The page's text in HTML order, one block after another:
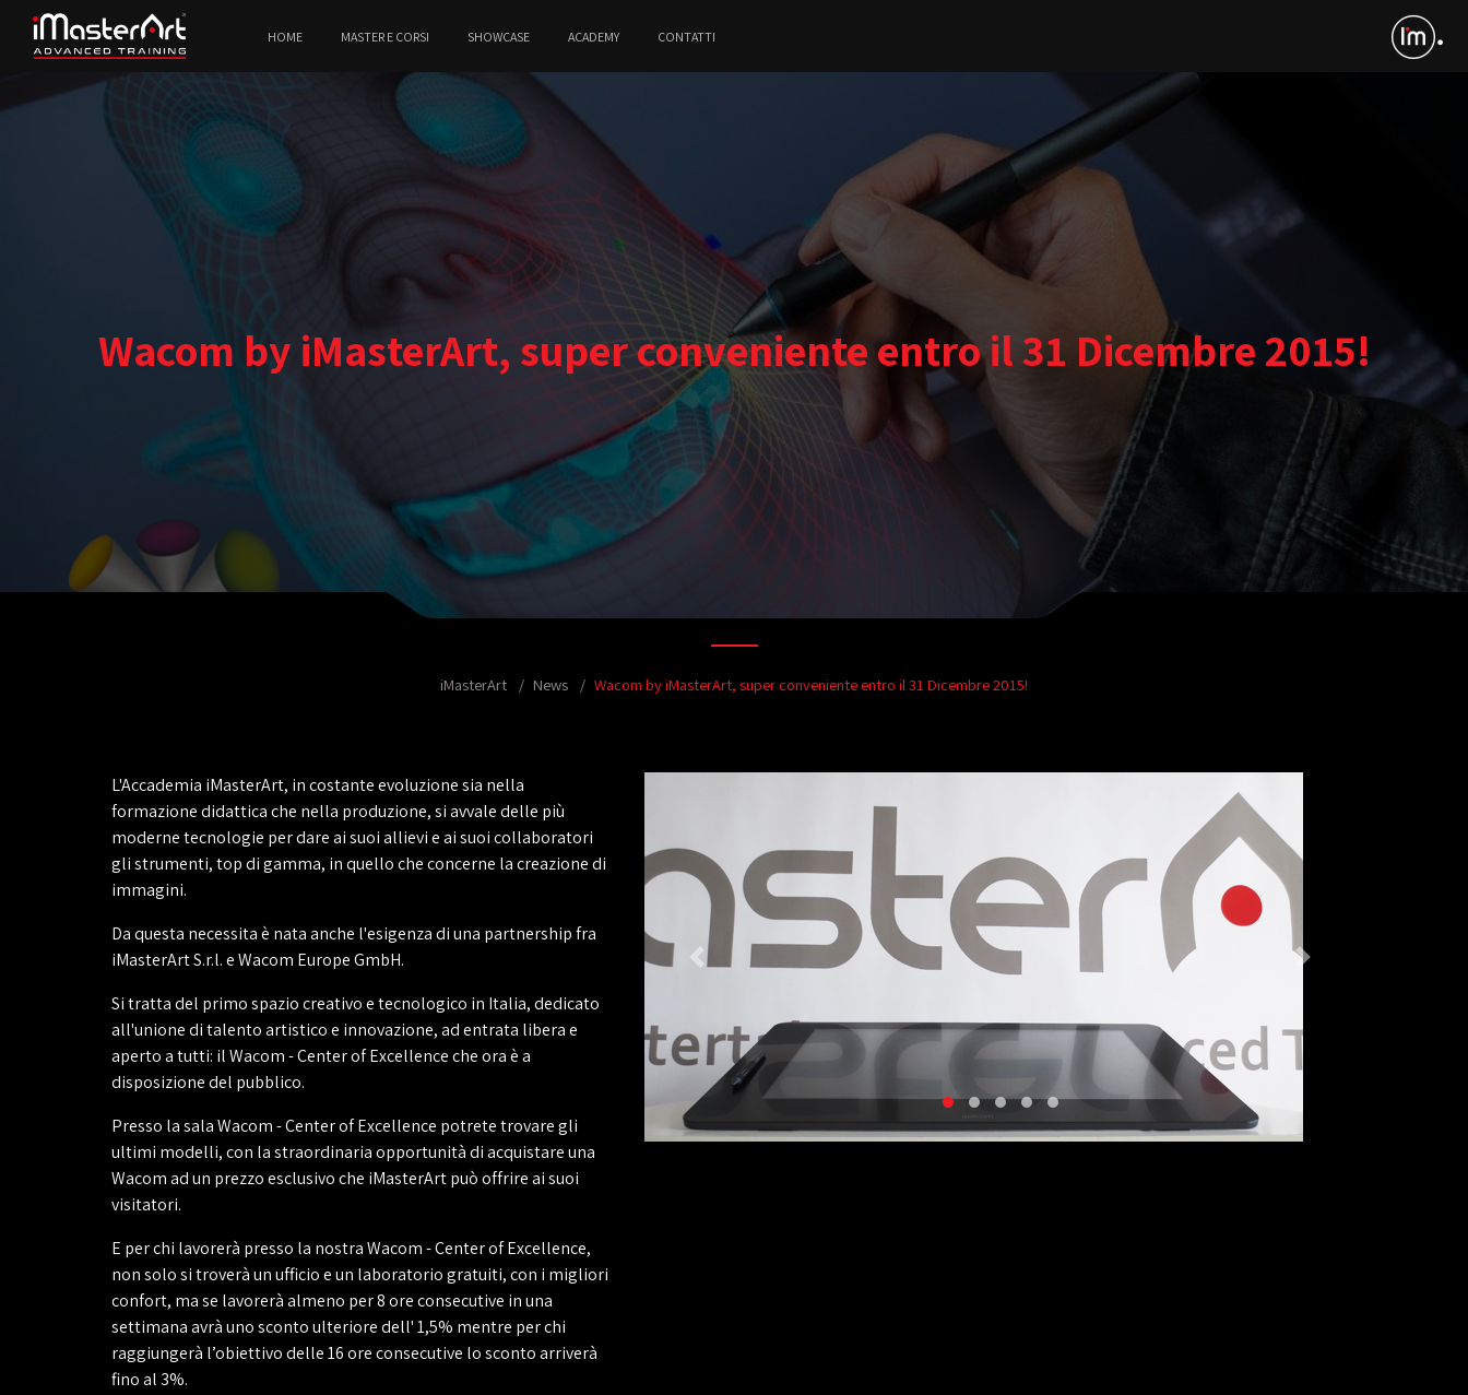
HOME MASTER E CORSI SHOWCASE ACADEMY CONTATTI
Wacom by iMasterArt, super conveniente entro il 31 Dicembre 2015!
iMasterArt News Wacom by iMasterArt, super conveniente entro il 31 Dicembre 2015!
L'Accademia iMasterArt, in costante evoluzione sia nella
formazione didattica che nella produzione, si avvale delle più
moderne tecnologie per dare ai suoi allievi e ai suoi collaboratori
gli strumenti, top di gamma, in quello che concerne la creazione di
immagini.
Da questa necessita è nata anche l'esigenza di una partnership fra
iMasterArt S.r.l. e Wacom Europe GmbH.
Si tratta del primo spazio creativo e tecnologico in Italia, dedicato
all'unione di talento artistico e innovazione, ad entrata libera e
aperto a tutti: il Wacom - Center of Excellence che ora è a
disposizione del pubblico.
Presso la sala Wacom - Center of Excellence potrete trovare gli
ultimi modelli, con la straordinaria opportunità di acquistare una
Wacom ad un prezzo esclusivo che iMasterArt può offrire ai suoi
visitatori.
E per chi lavorerà presso la nostra Wacom - Center of Excellence,
non solo si troverà un ufficio e un laboratorio gratuiti, con i migliori
confort, ma se lavorerà almeno per 8 ore consecutive in una
settimana avrà uno sconto ulteriore dell' 1,5% mentre per chi
raggiungerà l’obiettivo delle 16 ore consecutive lo sconto arriverà
fino al 3%.